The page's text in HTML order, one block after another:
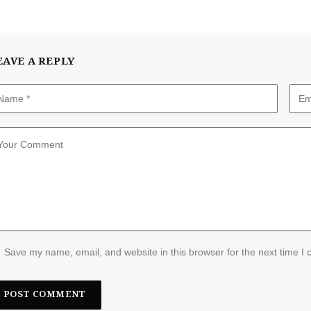
A REPLY
Save my name, email, and website in this browser for the next time I